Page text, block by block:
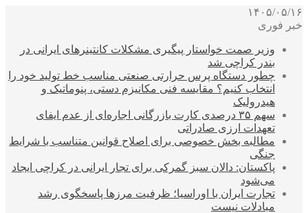
۱۴۰۵/۰۵/۱۶
خبر فوری
وزیر صمت خواستار پیگیری مشکلات کانتینرهای ایرانی در
بندر کراچی شد
چطور دستگاه پرس حرارتی صنعتی مناسب خط تولید خود را
انتخاب کنیم؟ مقایسه فنی مکانیزم دستی، پنوماتیک و
هیدرولیک
سهم ۳۵ درصدی کارت بازرگانی اجاره‌ای از عدم ایفای
تعهدات ارزی صادراتی
مطالبه بخش خصوصی برای اصلاح قوانین متناسب با شرایط
جنگی
پاکستان: دالان سبز گمرکی برای تجار ایرانی در کراچی ایجاد
می‌شود
تجارت ایران با اوراسیا؛ ظرفیت مرزها پاسخگوی رشد
مبادلات نیست